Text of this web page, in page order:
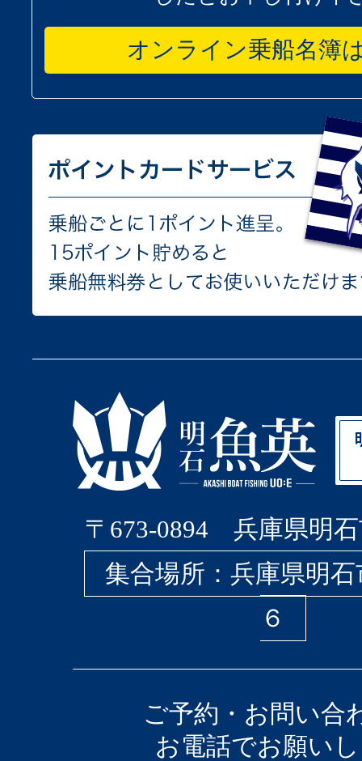
オンライン乗船名簿
〒673-0894 兵庫県明石
集合場所：兵庫県明
６
ご予約・お問い合
お電話でお願い